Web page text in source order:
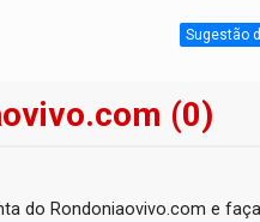
Sugestão
(0)
do Rondoniaovivo.com e